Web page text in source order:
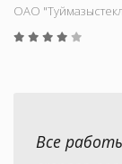
ОАО
Все